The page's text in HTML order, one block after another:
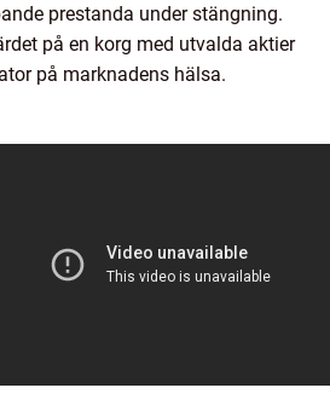
prestanda under stängning.
på en korg med utvalda aktier
på marknadens hälsa.